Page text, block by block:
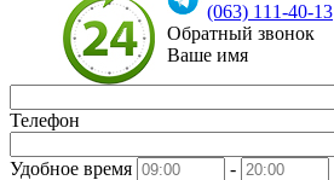
(063) 111-40-13
Обратный звонок
Ваше имя
Телефон
Удобное время -